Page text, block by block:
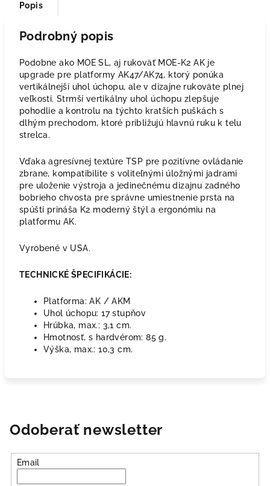
Popis
Podrobný popis
Podobne ako MOE SL, aj rukoväť MOE-K2 AK je
upgrade pre platformy AK47/AK74, ktorý ponúka
vertikálnejší uhol úchopu, ale v dizajne rukoväte plnej
veľkosti. Strmší vertikálny uhol úchopu zlepšuje
pohodlie a kontrolu na týchto kratších puškách s
dlhým prechodom, ktoré približujú hlavnú ruku k telu
strelca.
Vďaka agresívnej textúre TSP pre pozitívne ovládanie
zbrane, kompatibilite s voliteľnými úložnými jadrami
pre uloženie výstroja a jedinečnému dizajnu zadného
bobrieho chvosta pre správne umiestnenie prsta na
spúšti prináša K2 moderný štýl a ergonómiu na
platformu AK.
Vyrobené v USA.
TECHNICKÉ ŠPECIFIKÁCIE:
Platforma: AK / AKM
Uhol úchopu: 17 stupňov
Hrúbka, max.: 3,1 cm.
Hmotnosť, s hardvérom: 85 g.
Výška, max.: 10,3 cm.
Odoberať newsletter
Email